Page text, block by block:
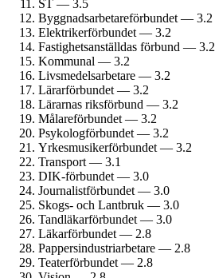
ST — 3.5
Byggnadsarbetare­förbundet — 3.2
Elektriker­förbundet — 3.2
Fastighets­anställdas förbund — 3.2
Kommunal — 3.2
Livsmedels­arbetare — 3.2
Lärarförbundet — 3.2
Lärarnas riksförbund — 3.2
Målare­förbundet — 3.2
Psykolog­förbundet — 3.2
Yrkesmusiker­förbundet — 3.2
Transport — 3.1
DIK-förbundet — 3.0
Journalist­förbundet — 3.0
Skogs- och Lantbruk — 3.0
Tandläkar­förbundet — 3.0
Läkarförbundet — 2.8
Pappersindustri­arbetare — 2.8
Teater­förbundet — 2.8